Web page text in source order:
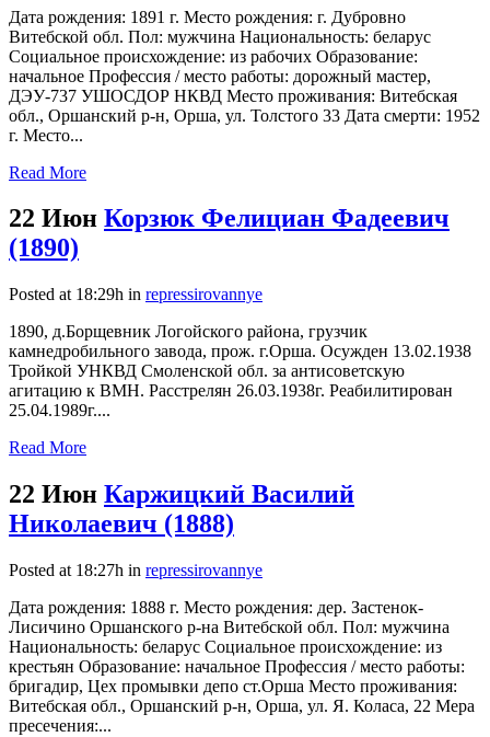
Дата рождения: 1891 г. Место рождения: г. Дубровно
Витебской обл. Пол: мужчина Национальность: беларус
Социальное происхождение: из рабочих Образование:
начальное Профессия / место работы: дорожный мастер,
ДЭУ-737 УШОСДОР НКВД Место проживания: Витебская
обл., Оршанский р-н, Орша, ул. Толстого 33 Дата смерти: 1952
г. Место...
Read More
22 Июн Корзюк Фелициан Фадеевич
(1890)
Posted at 18:29h in repressirovannye
1890, д.Борщевник Логойского района, грузчик
камнедробильного завода, прож. г.Орша. Осужден 13.02.1938
Тройкой УНКВД Смоленской обл. за антисоветскую
агитацию к ВМН. Расстрелян 26.03.1938г. Реабилитирован
25.04.1989г....
Read More
22 Июн Каржицкий Василий
Николаевич (1888)
Posted at 18:27h in repressirovannye
Дата рождения: 1888 г. Место рождения: дер. Застенок-
Лисичино Оршанского р-на Витебской обл. Пол: мужчина
Национальность: беларус Социальное происхождение: из
крестьян Образование: начальное Профессия / место работы:
бригадир, Цех промывки депо ст.Орша Место проживания:
Витебская обл., Оршанский р-н, Орша, ул. Я. Коласа, 22 Мера
пресечения:...